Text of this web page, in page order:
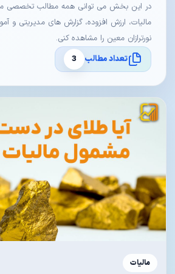
در این بخش می توانی همه مطالب تخصصی
مالیات، ارزش افزوده، گزارش های مدیریتی و
نورترازان معین را مشاهده کنی.
تعداد مطالب
3
مالیات